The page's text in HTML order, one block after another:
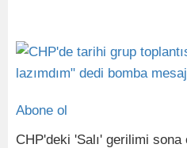
Abone ol
CHP'deki 'Salı' gerilimi